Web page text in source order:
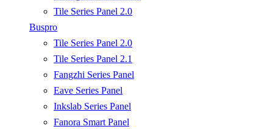
Tile Series Panel 2.0
Buspro
Tile Series Panel 2.0
Tile Series Panel 2.1
Fangzhi Series Panel
Eave Series Panel
Inkslab Series Panel
Fanora Smart Panel